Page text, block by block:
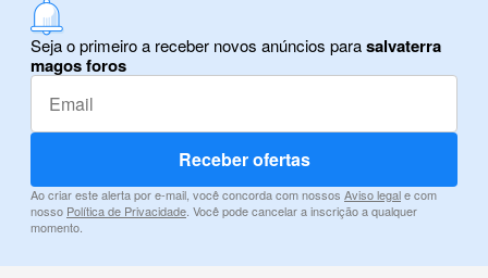
Seja o primeiro a receber novos anúncios parasalvaterra
magos foros
Receber ofertas
Ao criar este alerta por e-mail, você concorda com nossos Aviso legale com
nosso Política de Privacidade . Você pode cancelar a inscrição a qualquer
momento.